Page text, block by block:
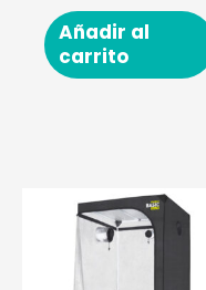
Añadir al
carrito